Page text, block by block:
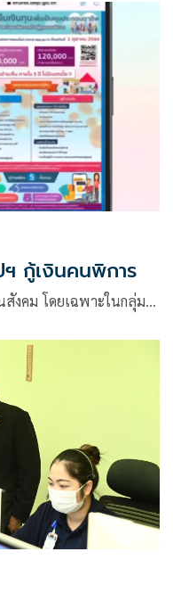
“จิตสนุก สุขเสมอ”
ห้างฉัตร ได้รับการ
และพัฒนาคุณภาพชีวิตคน
กู้เงินคนพิการ
งคม โดยเฉพาะในกลุ่ม…